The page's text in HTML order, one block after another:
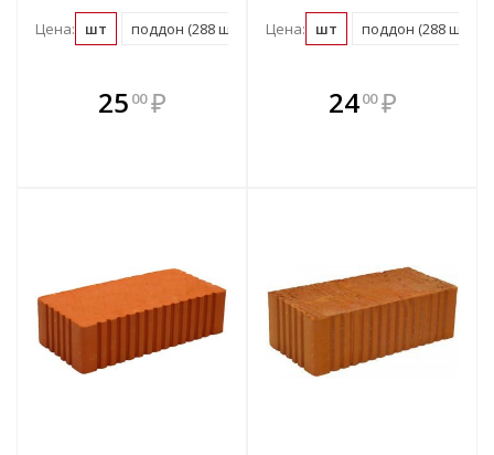
Цена: шт поддон (288 шт)
25 00 ₽
В комплекте
всегда выгоднее!
Цена: шт поддон (288 шт)
В комплекте
всегда выгоднее!
2400 ₽